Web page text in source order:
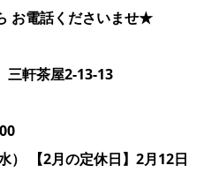
お電話くださいませ★
軒茶屋2-13-13
） 【2月の定休日】2月12日